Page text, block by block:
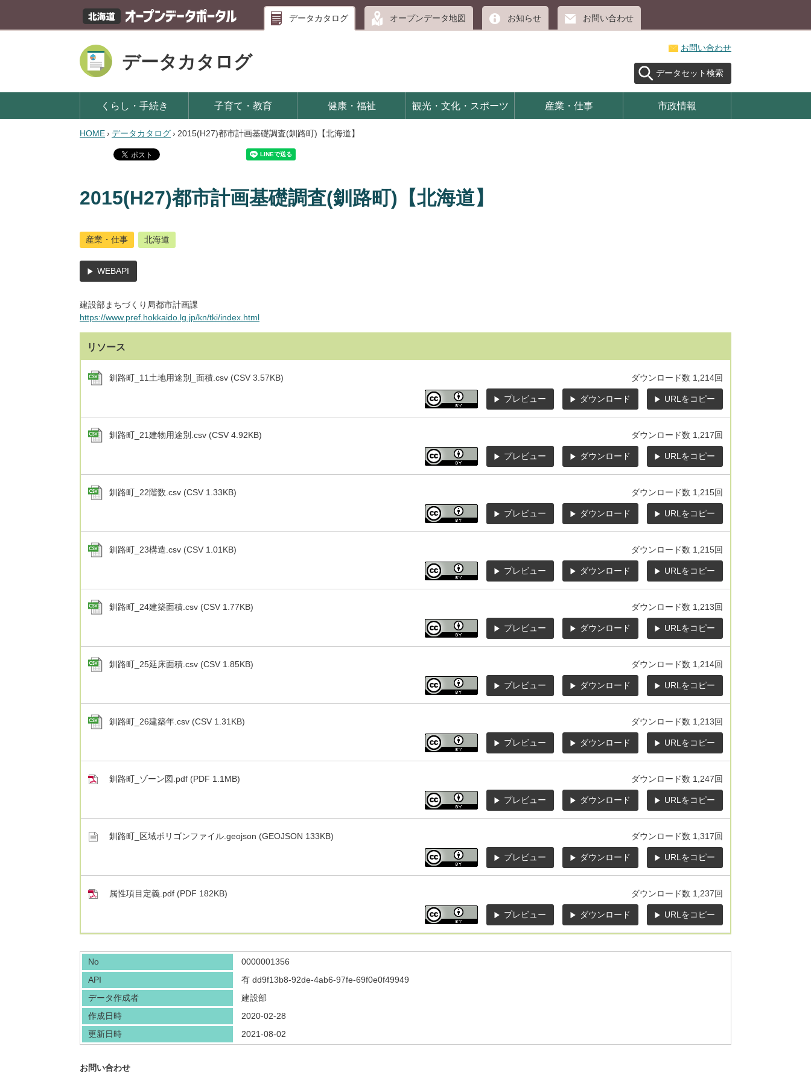
データカタログ オープンデータ地図 お知らせ お問い合わせ
データカタログ
お問い合わせ
データセット検索
くらし・手続き 子育て・教育 健康・福祉 観光・文化・スポーツ 産業・仕事 市政情報
HOME› データカタログ› 2015(H27)都市計画基礎調査(釧路町)【北海道】
2015(H27)都市計画基礎調査(釧路町)【北海道】
産業・仕事 北海道
WEBAPI
建設部まちづくり局都市計画課
https://www.pref.hokkaido.lg.jp/kn/tki/index.html
リソース
釧路町_11土地用途別_面積.csv (CSV 3.57KB) ダウンロード数 1,214回
プレビュー ダウンロード URLをコピー
釧路町_21建物用途別.csv (CSV 4.92KB) ダウンロード数 1,217回
プレビュー ダウンロード URLをコピー
釧路町_22階数.csv (CSV 1.33KB) ダウンロード数 1,215回
プレビュー ダウンロード URLをコピー
釧路町_23構造.csv (CSV 1.01KB) ダウンロード数 1,215回
プレビュー ダウンロード URLをコピー
釧路町_24建築面積.csv (CSV 1.77KB) ダウンロード数 1,213回
プレビュー ダウンロード URLをコピー
釧路町_25延床面積.csv (CSV 1.85KB) ダウンロード数 1,214回
プレビュー ダウンロード URLをコピー
釧路町_26建築年.csv (CSV 1.31KB) ダウンロード数 1,213回
プレビュー ダウンロード URLをコピー
釧路町_ゾーン図.pdf (PDF 1.1MB) ダウンロード数 1,247回
プレビュー ダウンロード URLをコピー
釧路町_区域ポリゴンファイル.geojson (GEOJSON 133KB) ダウンロード数 1,317回
プレビュー ダウンロード URLをコピー
属性項目定義.pdf (PDF 182KB) ダウンロード数 1,237回
プレビュー ダウンロード URLをコピー
No
0000001356
API
有 dd9f13b8-92de-4ab6-97fe-69f0e0f49949
データ作成者
建設部
作成日時
2020-02-28
更新日時
2021-08-02
お問い合わせ